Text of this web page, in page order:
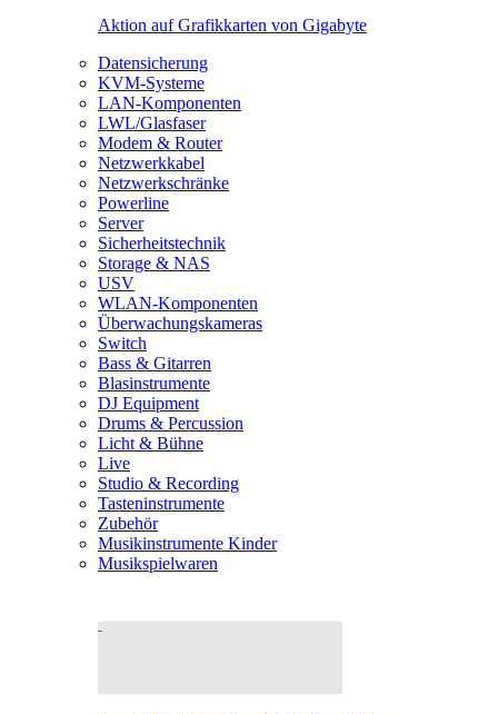
Aktion auf Grafikkarten von Gigabyte
Datensicherung
KVM-Systeme
LAN-Komponenten
LWL/Glasfaser
Modem & Router
Netzwerkkabel
Netzwerkschränke
Powerline
Server
Sicherheitstechnik
Storage & NAS
USV
WLAN-Komponenten
Überwachungskameras
Switch
Bass & Gitarren
Blasinstrumente
DJ Equipment
Drums & Percussion
Licht & Bühne
Live
Studio & Recording
Tasteninstrumente
Zubehör
Musikinstrumente Kinder
Musikspielwaren